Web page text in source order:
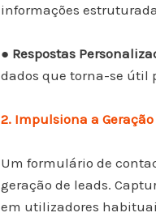
informações
● Respostas
dados que torna-se útil
2. Impulsiona a Geração
Um formulário de
geração de leads.
em utilizadores